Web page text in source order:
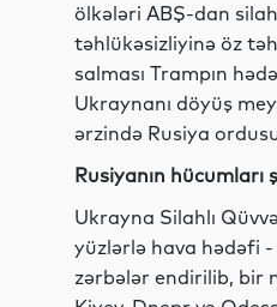
ölkələri ABŞ-dan
təhlükəsizliyinə öz
salması Trampın
Ukraynanı döyüş
ərzində Rusiya
Rusiyanın hücumları
Ukrayna Silahlı
yüzlərlə hava hədəfi
zərbələr endirilib, bir